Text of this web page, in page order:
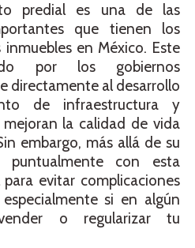
predial es una de las
que tienen los
en México. Este
por los gobiernos
directamente al desarrollo
de infraestructura y
mejoran la calidad de vida
embargo, más allá de su
puntualmente con esta
evitar complicaciones
si en algún
o regularizar tu